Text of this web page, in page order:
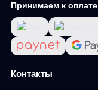
Принимаем к оплате
Контакты